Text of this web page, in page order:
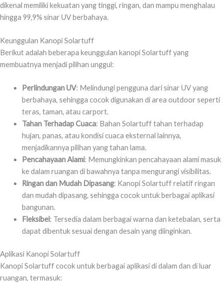
dikenal memiliki kekuatan yang tinggi, ringan, dan mampu menghalau
hingga 99,9% sinar UV berbahaya.
Keunggulan Kanopi Solartuff
Berikut adalah beberapa keunggulan kanopi Solartuff yang
membuatnya menjadi pilihan unggul:
Perlindungan UV: Melindungi pengguna dari sinar UV yang
berbahaya, sehingga cocok digunakan di area outdoor seperti
teras, taman, atau carport.
Tahan Terhadap Cuaca: Bahan Solartuff tahan terhadap
hujan, panas, atau kondisi cuaca eksternal lainnya,
menjadikannya pilihan yang tahan lama.
Pencahayaan Alami: Memungkinkan pencahayaan alami masuk
ke dalam ruangan di bawahnya tanpa mengurangi visibilitas.
Ringan dan Mudah Dipasang: Kanopi Solartuff relatif ringan
dan mudah dipasang, sehingga cocok untuk berbagai aplikasi
bangunan.
Fleksibel: Tersedia dalam berbagai warna dan ketebalan, serta
dapat dibentuk sesuai dengan desain yang diinginkan.
Aplikasi Kanopi Solartuff
Kanopi Solartuff cocok untuk berbagai aplikasi di dalam dan di luar
ruangan, termasuk: